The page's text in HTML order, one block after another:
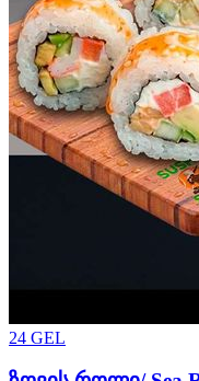
24 GEL